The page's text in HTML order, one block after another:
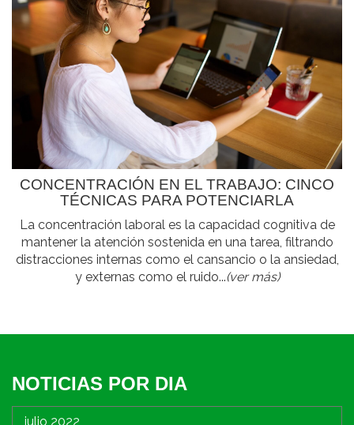
CONCENTRACIÓN EN EL TRABAJO: CINCO
TÉCNICAS PARA POTENCIARLA
La concentración laboral es la capacidad cognitiva de
mantener la atención sostenida en una tarea, filtrando
distracciones internas como el cansancio o la ansiedad,
y externas como el ruido...(ver más)
NOTICIAS POR DIA
julio 2022